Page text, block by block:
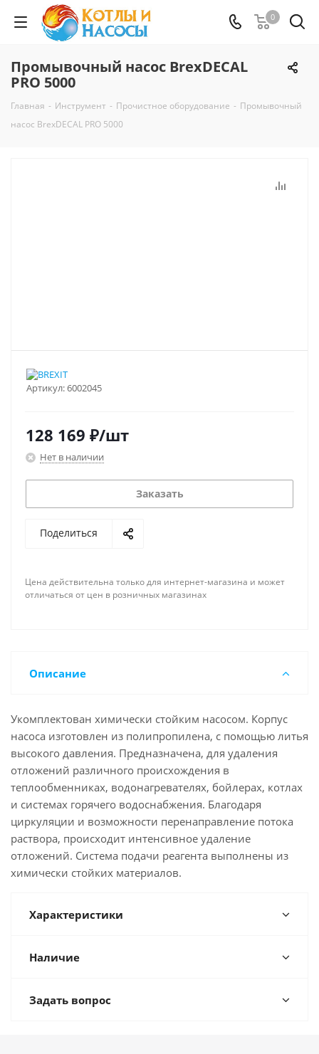
0
Промывочный насос BrexDECAL
PRO 5000
Главная - Инструмент - Прочистное оборудование - Промывочный
насос BrexDECAL PRO 5000
Артикул:6002045
128 169 ₽/шт
Нет в наличии
Заказать
Поделиться
Цена действительна только для интернет-магазина и может
отличаться от цен в розничных магазинах
Описание
Укомплектован химически стойким насосом. Корпус
насоса изготовлен из полипропилена, с помощью литья
высокого давления. Предназначена, для удаления
отложений различного происхождения в
теплообменниках, водонагревателях, бойлерах, котлах
и системах горячего водоснабжения. Благодаря
циркуляции и возможности перенаправление потока
раствора, происходит интенсивное удаление
отложений. Система подачи реагента выполнены из
химически стойких материалов.
Характеристики
Наличие
Задать вопрос